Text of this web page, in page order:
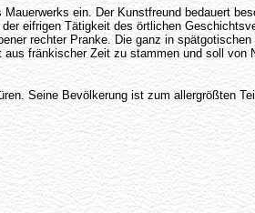
ein. Der Kunstfreund bedauert
eifrigen Tätigkeit des örtlichen
rechter Pranke. Die ganz in
fränkischer Zeit zu stammen und soll von
Seine Bevölkerung ist zum allergrößten